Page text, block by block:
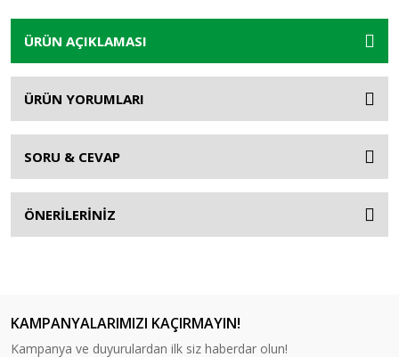
ÜRÜN AÇIKLAMASI
ÜRÜN YORUMLARI
SORU & CEVAP
ÖNERİLERİNİZ
KAMPANYALARIMIZI KAÇIRMAYIN!
Kampanya ve duyurulardan ilk siz haberdar olun!